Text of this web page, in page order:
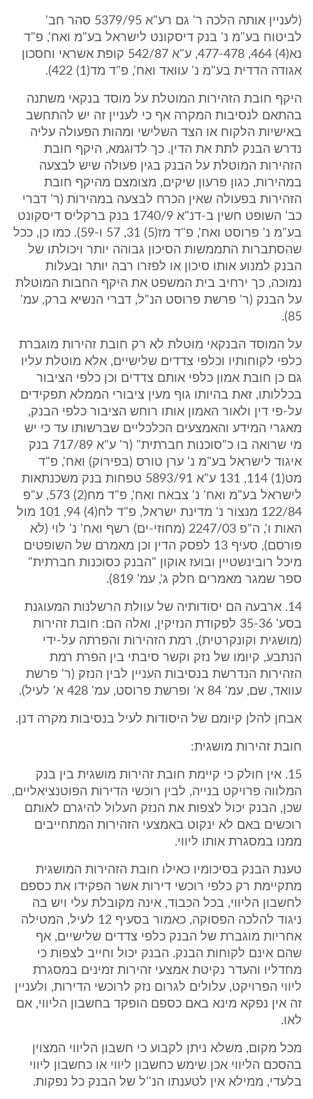
(לעניין אותה הלכה ר' גם רע"א 5379/95 סהר חב'
לביטוח בע"מ נ' בנק דיסקונט לישראל בע"מ ואח', פ"ד
נא(4) 464, 477-478, ע"א 542/87 קופת אשראי וחסכון
אגודה הדדית בע"מ נ' עוואד ואח', פ"ד מד(1) 422).
היקף חובת הזהירות המוטלת על מוסד בנקאי משתנה
בהתאם לנסיבות המקרה אף כי לעניין זה יש להתחשב
באישיות הלקוח או הצד השלישי ומהות הפעולה עליה
נדרש הבנק לתת את הדין. כך לדוגמא, היקף חובת
הזהירות המוטלת על הבנק בגין פעולה שיש לבצעה
במהירות, כגון פרעון שיקים, מצומצם מהיקף חובת
הזהירות בפעולה שאין הכרח לבצעה במהירות (ר' דברי
כב' השופט חשין ב-דנ"א 1740/9 בנק ברקליס דיסקונט
בע"מ נ' פרוסט ואח', פ"ד מז(5) 31, 57 ו-59). כמו כן, ככל
שהסתברות התממשות הסיכון גבוהה יותר ויכולתו של
הבנק למנוע אותו סיכון או לפזרו רבה יותר ובעלות
נמוכה, כך ירחיב בית המשפט את היקף החבות המוטלת
על הבנק (ר' פרשת פרוסט הנ"ל, דברי הנשיא ברק, עמ'
85).
על המוסד הבנקאי מוטלת לא רק חובת זהירות מוגברת
כלפי לקוחותיו וכלפי צדדים שלישיים, אלא מוטלת עליו
גם כן חובת אמון כלפי אותם צדדים וכן כלפי הציבור
בכללותו, זאת בהיותו גוף מעין ציבורי הממלא תפקידים
על-פי דין ולאור האמון אותו רוחש הציבור כלפי הבנק,
מאגרי המידע והאמצעים הכלכליים שברשותו עד כי יש
מי שרואה בו כ"סוכנות חברתית" (ר' ע"א 717/89 בנק
איגוד לישראל בע"מ נ' ערן טורס (בפירוק) ואח', פ"ד
מט(1) 114, 131 ע"א 5893/91 טפחות בנק משכנתאות
לישראל בע"מ ואח' נ' צבאח ואח', פ"ד מח(2) 573, ע"פ
122/84 מנצור נ' מדינת ישראל, פ"ד לח(4) 94, 101 מול
האות ו', ה"פ 2247/03 (מחוזי-ים) רשף ואח' נ' לוי (לא
פורסם), סעיף 13 לפסק הדין וכן מאמרם של השופטים
מיכל רובינשטיין ובועז אוקון "הבנק כסוכנות חברתית"
ספר שמגר מאמרים חלק ג', עמ' 819).
14. ארבעה הם יסודותיה של עוולת הרשלנות המעוגנת
בסע' 35-36 לפקודת הנזיקין, ואלה הם: חובת זהירות
(מושגית וקונקרטית), רמת הזהירות והפרתה על-ידי
הנתבע, קיומו של נזק וקשר סיבתי בין הפרת רמת
הזהירות הנדרשת בנסיבות העניין לבין הנזק (ר' פרשת
עוואד, שם, עמ' 84 א' ופרשת פרוסט, עמ' 428 א' לעיל).
אבחן להלן קיומם של היסודות לעיל בנסיבות מקרה דנן.
חובת זהירות מושגית:
15. אין חולק כי קיימת חובת זהירות מושגית בין בנק
המלווה פרויקט בנייה, לבין רוכשי הדירות הפוטנציאליים,
שכן, הבנק יכול לצפות את הנזק העלול להיגרם לאותם
רוכשים באם לא ינקוט באמצעי הזהירות המתחייבים
ממנו במסגרת אותו ליווי.
טענת הבנק בסיכומיו כאילו חובת הזהירות המושגית
מתקיימת רק כלפי רוכשי דירות אשר הפקידו את כספם
לחשבון הליווי, בכל הכבוד, אינה מקובלת עלי ויש בה
ניגוד להלכה הפסוקה, כאמור בסעיף 12 לעיל, המטילה
אחריות מוגברת של הבנק כלפי צדדים שלישיים, אף
שהם אינם לקוחות הבנק. הבנק יכול וחייב לצפות כי
מחדליו והעדר נקיטת אמצעי זהירות זמינים במסגרת
ליווי הפרויקט, עלולים לגרום נזק לרוכשי הדירות, ולעניין
זה אין נפקא מינא באם כספם הופקד בחשבון הליווי, אם
לאו.
מכל מקום, משלא ניתן לקבוע כי חשבון הליווי המצוין
בהסכם הליווי אכן שימש כחשבון ליווי או כחשבון ליווי
בלעדי, ממילא אין לטענתו הנ''ל של הבנק כל נפקות.